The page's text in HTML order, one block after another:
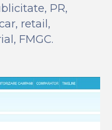
PR,
retail,
FMGC.